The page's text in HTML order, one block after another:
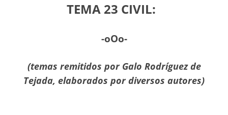
TEMA 23 CIVIL:
-oOo-
(temas remitidos por Galo Rodríguez de
Tejada, elaborados por diversos autores)